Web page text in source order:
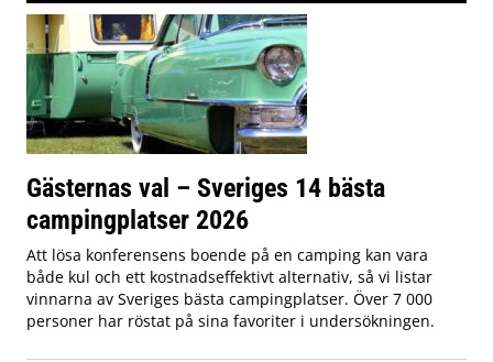
Gästernas val – Sveriges 14 bästa
campingplatser 2026
Att lösa konferensens boende på en camping kan vara
både kul och ett kostnadseffektivt alternativ, så vi listar
vinnarna av Sveriges bästa campingplatser. Över 7 000
personer har röstat på sina favoriter i undersökningen.